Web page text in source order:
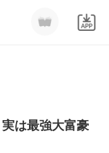
は最強大富豪